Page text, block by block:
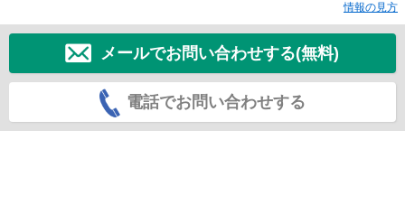
情報の見方
メールでお問い合わせする(無料)
電話でお問い合わせする